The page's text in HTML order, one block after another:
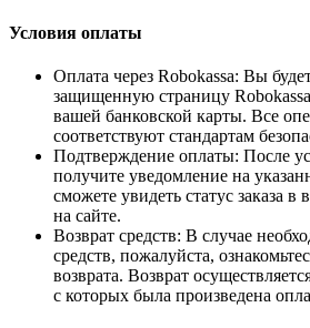
Условия оплаты
Оплата через Robokassa: Вы
защищенную страницу
вашей банковской карты. Все
соответствуют стандартам
Подтверждение оплаты: После
получите уведомление на
сможете увидеть статус заказа
на сайте.
Возврат средств: В случае
средств, пожалуйста,
возврата. Возврат
с которых была произведена